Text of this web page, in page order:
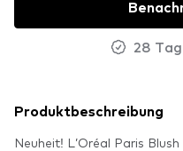
28
Produktbeschreibung
Neuheit! L’Oréal Paris